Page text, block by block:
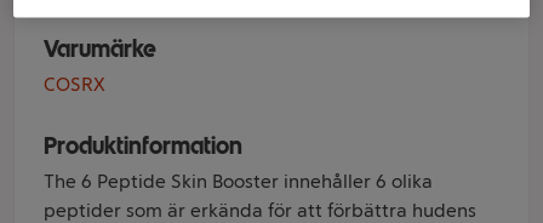
Varumärke
COSRX
Produktinformation
The 6 Peptide Skin Booster innehåller 6 olika
peptider som är erkända för att förbättra hudens